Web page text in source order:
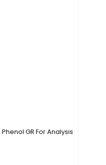
GR For Analysis